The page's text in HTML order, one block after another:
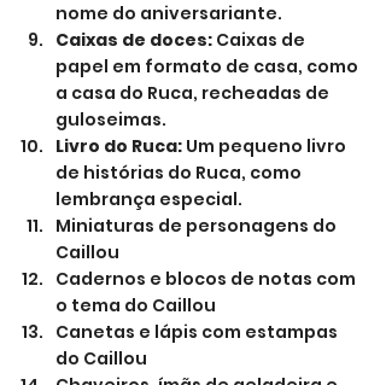
nome do aniversariante.
Caixas de doces: Caixas de
papel em formato de casa, como
a casa do Ruca, recheadas de
guloseimas.
Livro do Ruca: Um pequeno livro
de histórias do Ruca, como
lembrança especial.
Miniaturas de personagens do
Caillou
Cadernos e blocos de notas com
o tema do Caillou
Canetas e lápis com estampas
do Caillou